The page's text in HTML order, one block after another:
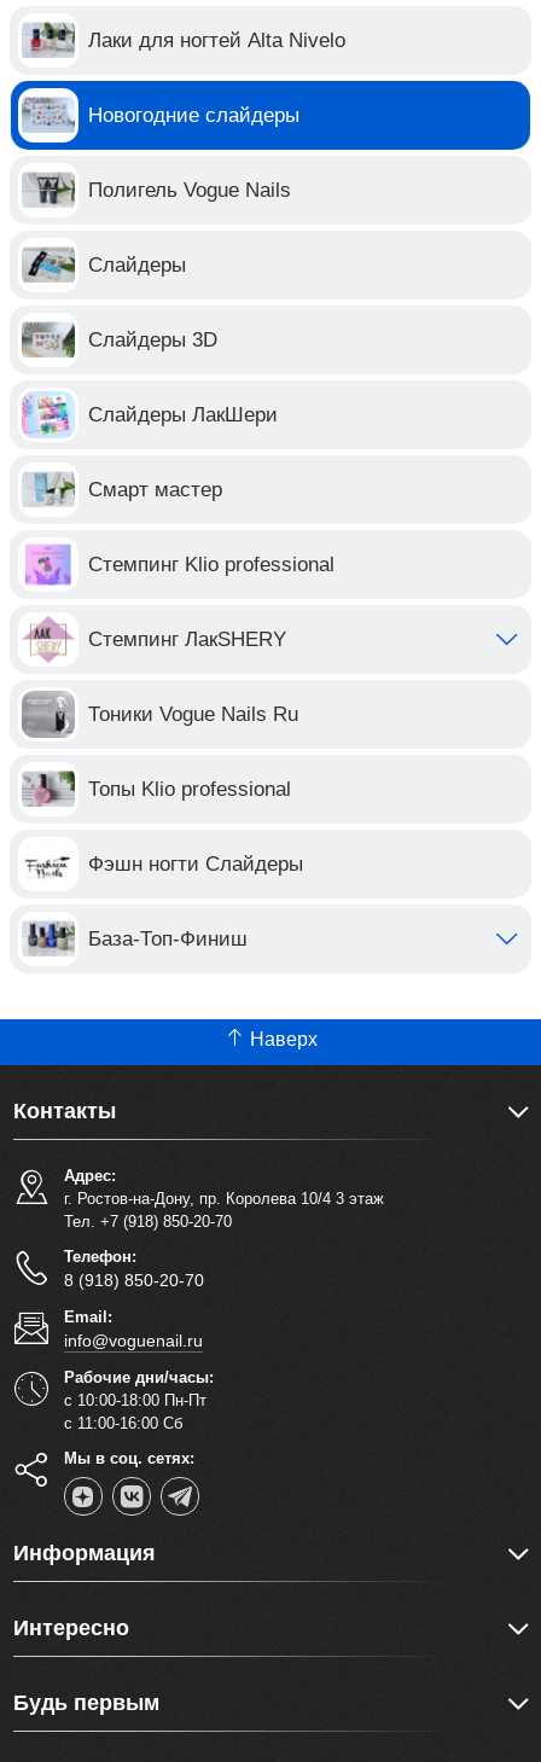
Лаки для ногтей Alta Nivelo
Новогодние слайдеры
Полигель Vogue Nails
Слайдеры
Слайдеры 3D
Слайдеры ЛакШери
Смарт мастер
Стемпинг Klio professional
Стемпинг ЛакSHERY
Тоники Vogue Nails Ru
Топы Klio professional
Фэшн ногти Слайдеры
База-Топ-Финиш
Наверх
Контакты
Адрес:
г. Ростов-на-Дону, пр. Королева 10/4 3 этаж
Тел. +7 (918) 850-20-70
Телефон:
8 (918) 850-20-70
Email:
info@voguenail.ru
Рабочие дни/часы:
с 10:00-18:00 Пн-Пт
с 11:00-16:00 Сб
Мы в соц. сетях:
Информация
Интересно
Будь первым